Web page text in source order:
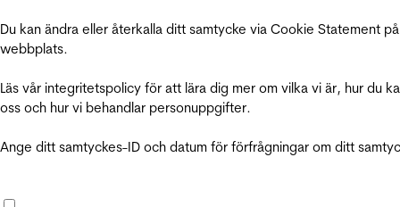
Du kan ändra eller återkalla ditt samtycke via Cookie Statement
webbplats.
Läs vår integritetspolicy för att lära dig mer om vilka vi är, hur du
oss och hur vi behandlar personuppgifter.
Ange ditt samtyckes-ID och datum för förfrågningar om ditt